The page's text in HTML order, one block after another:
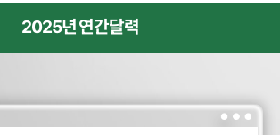
2025년 연간달력